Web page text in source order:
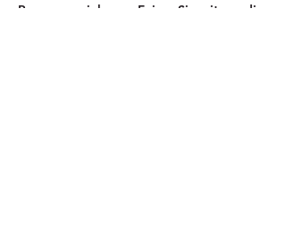
Programmeinlagen. Feiern Sie mit uns die